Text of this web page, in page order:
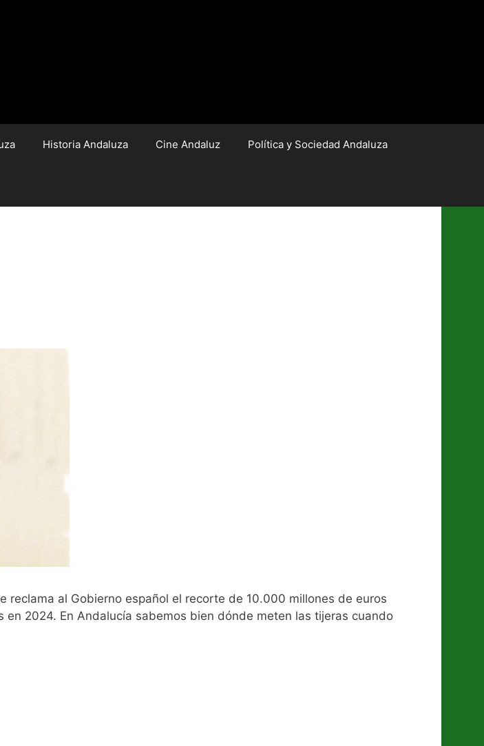
Historia Andaluza Cine Andaluz Política y Sociedad Andaluza
al Gobierno español el recorte de 10.000 millones de euros
2024. En Andalucía sabemos bien dónde meten las tijeras cuando